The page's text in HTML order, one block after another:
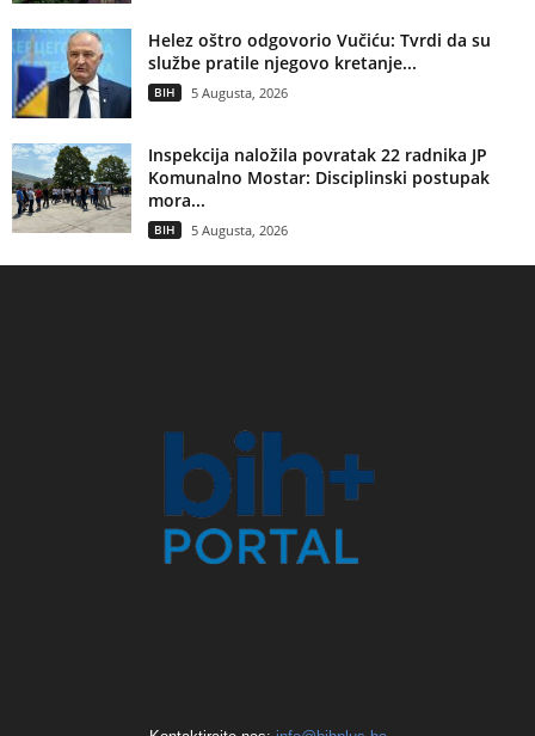
Helez oštro odgovorio Vučiću: Tvrdi da su
službe pratile njegovo kretanje...
BIH 5 Augusta, 2026
Inspekcija naložila povratak 22 radnika JP
Komunalno Mostar: Disciplinski postupak
mora...
BIH 5 Augusta, 2026